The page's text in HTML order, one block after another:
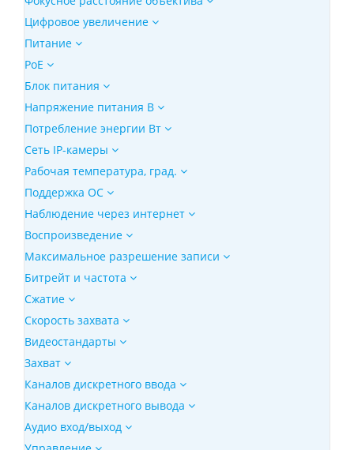
Цифровое увеличение
Питание
PoE
Блок питания
Напряжение питания В
Потребление энергии Вт
Сеть IP-камеры
Рабочая температура, град.
Поддержка ОС
Наблюдение через интернет
Воспроизведение
Максимальное разрешение записи
Битрейт и частота
Сжатие
Скорость захвата
Видеостандарты
Захват
Каналов дискретного ввода
Каналов дискретного вывода
Аудио вход/выход